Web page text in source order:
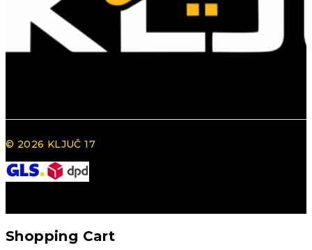
© 2026 KLJUČ 17
Shopping Cart